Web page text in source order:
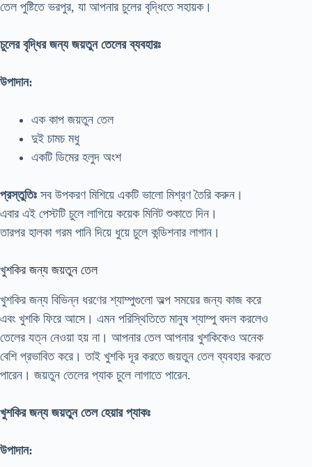
তেল পুষ্টিতে ভরপুর, যা আপনার চুলের বৃদ্ধিতে সহায়ক।
চুলের বৃদ্ধির জন্য জয়তুন তেলের ব্যবহারঃ
উপাদান:
এক কাপ জয়তুন তেল
দুই চামচ মধু
একটি ডিমের হলুদ অংশ
প্রস্তুতিঃ সব উপকরণ মিশিয়ে একটি ভালো মিশ্রণ তৈরি করুন।
এবার এই পেস্টটি চুলে লাগিয়ে কয়েক মিনিট শুকাতে দিন।
তারপর হালকা গরম পানি দিয়ে ধুয়ে চুলে কন্ডিশনার লাগান।
খুশকির জন্য জয়তুন তেল
খুশকির জন্য বিভিন্ন ধরণের শ্যাম্পুগুলো অল্প সময়ের জন্য কাজ করে
এবং খুশকি ফিরে আসে। এমন পরিস্থিতিতে মানুষ শ্যাম্পু বদল করলেও
তেলের যত্ন নেওয়া হয় না। আপনার তেল আপনার খুশকিকেও অনেক
বেশি প্রভাবিত করে। তাই খুশকি দূর করতে জয়তুন তেল ব্যবহার করতে
পারেন। জয়তুন তেলের প্যাক চুলে লাগাতে পারেন.
খুশকির জন্য জয়তুন তেল হেয়ার প্যাকঃ
উপাদান: